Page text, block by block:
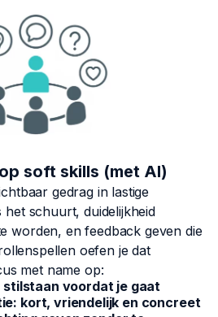
soft skills (met AI)
gedrag in lastige
het schuurt, duidelijkheid
worden, en feedback geven die
oefen je dat
met name op:
voordat je gaat
kort, vriendelijk en concreet